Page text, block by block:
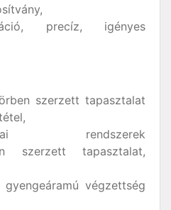
precíz, igényes
szerzett tapasztalat
rendszerek
szerzett tapasztalat,
gyengeáramú végzettség